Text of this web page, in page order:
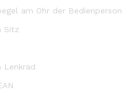
am Ohr der Bedienperson
Sitz
Lenkrad